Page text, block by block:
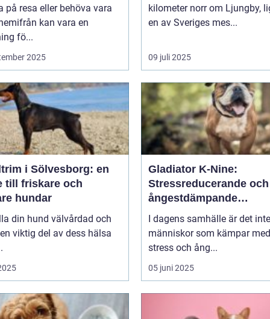
på resa eller behöva vara
kan vara en
fö...
2025
kilometer norr om Ljungby,
en av Sveriges mes...
09 juli 2025
i Sölvesborg: en
till friskare och
hundar
din hund välvårdad och
viktig del av dess hälsa
Gladiator K-Nine:
Stressreducerande och
ångestdämpande
hundhalsband
I dagens samhälle är det
människor som kämpar med
stress och ång...
05 juni 2025